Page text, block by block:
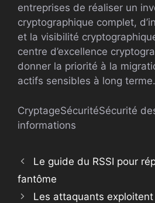
entreprises de réaliser un
cryptographique complet,
et la visibilité
centre d’excellence
donner la priorité à la
actifs sensibles à long terme.
CryptageSécuritéSécurité
informations
Le guide du RSSI pour
fantôme
Les attaquants exploitent